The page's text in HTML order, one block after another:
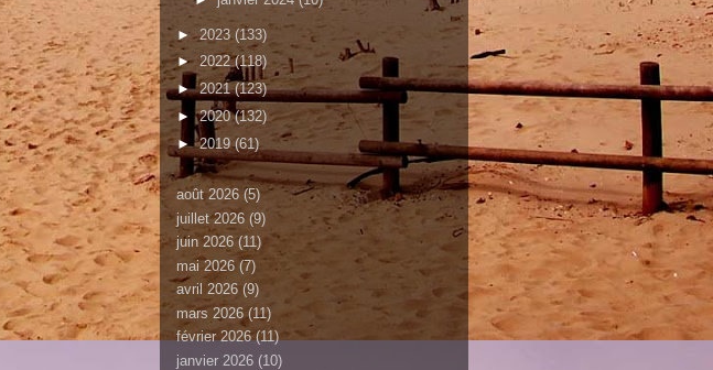
►2023 (133)
► 2022(118)
►2021(123)
►2020(132)
►2019(61)
août 2026 (5)
juillet 2026 (9)
juin 2026 (11)
mai 2026 (7)
avril 2026 (9)
mars 2026 (11)
février 2026(11)
janvier 2026 (10)